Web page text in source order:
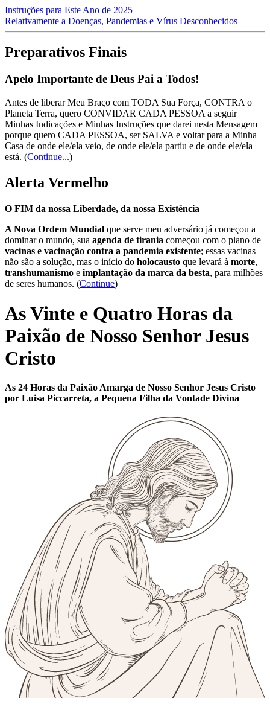
Instruções para Este Ano de 2025
Relativamente a Doenças, Pandemias e Vírus Desconhecidos
Preparativos Finais
Apelo Importante de Deus Pai a Todos!
Antes de liberar Meu Braço com TODA Sua Força, CONTRA o
Planeta Terra, quero CONVIDAR CADA PESSOA a seguir
Minhas Indicações e Minhas Instruções que darei nesta Mensagem
porque quero CADA PESSOA, ser SALVA e voltar para a Minha
Casa de onde ele/ela veio, de onde ele/ela partiu e de onde ele/ela
está. (Continue...)
Alerta Vermelho
O FIM da nossa Liberdade, da nossa Existência
A Nova Ordem Mundial que serve meu adversário já começou a
dominar o mundo, sua agenda de tirania começou com o plano de
vacinas e vacinação contra a pandemia existente; essas vacinas
não são a solução, mas o início do holocausto que levará à morte,
transhumanismo e implantação da marca da besta, para milhões
de seres humanos. (Continue)
As Vinte e Quatro Horas da
Paixão de Nosso Senhor Jesus
Cristo
As 24 Horas da Paixão Amarga de Nosso Senhor Jesus Cristo
por Luisa Piccarreta, a Pequena Filha da Vontade Divina